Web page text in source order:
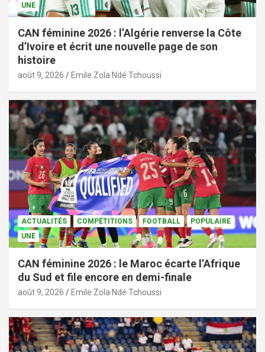
UNE
CAN féminine 2026 : l’Algérie renverse la Côte
d’Ivoire et écrit une nouvelle page de son
histoire
août 9, 2026 Emile Zola Ndé Tchoussi
ACTUALITÉS COMPÉTITIONS FOOTBALL
POPULAIRE
UNE
CAN féminine 2026 : le Maroc écarte l’Afrique
du Sud et file encore en demi-finale
août 9, 2026 Emile Zola Ndé Tchoussi